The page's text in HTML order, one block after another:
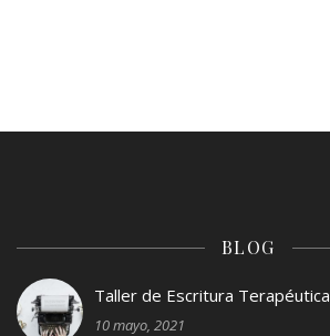
BLOG
Taller de Escritura Terapéutica
10 mayo, 2021